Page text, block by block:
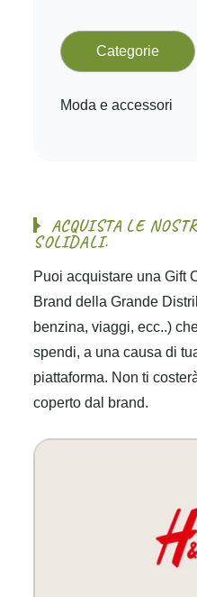
ACQUISTA LE NOST
SOLIDALI.
Puoi acquistare una Gift
Brand della Grande
benzina, viaggi, ecc..)
spendi, a una causa di
piattaforma. Non ti
coperto dal brand.
Categorie
Moda e accessori